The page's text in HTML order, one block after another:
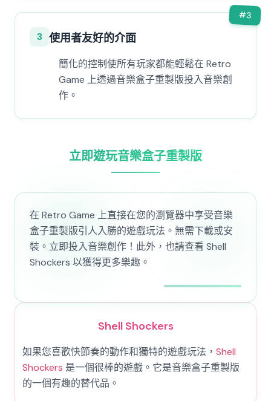
#3
3 使用者友好的介面
簡化的控制使所有玩家都能輕鬆在 Retro
Game 上透過音樂盒子重製版投入音樂創
作。
立即遊玩音樂盒子重製版
在 Retro Game 上直接在您的瀏覽器中享受音樂
盒子重製版引人入勝的遊戲玩法。無需下載或安
裝。立即投入音樂創作！此外，也請查看 Shell
Shockers 以獲得更多樂趣。
Shell Shockers
如果您喜歡快節奏的動作和獨特的遊戲玩法， Shell
Shockers 是一個很棒的遊戲。它是音樂盒子重製版
的一個有趣的替代品。